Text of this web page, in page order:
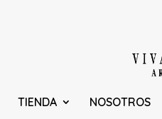
TIENDA NOSOTROS